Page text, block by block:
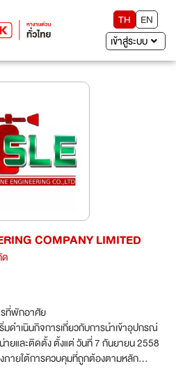
TH
EN
เข้าสู่ระบบ
COMPANY LIMITED
ที่พักอาศัย
มดำเนินกิจการเกี่ยวกับการนำเข้าอุปกรณ์
ยและติดตั้ง ตั้งแต่ วันที่ 7 กันยายน 2558
ภายใต้การควบคุมที่ถูกต้องตามหลัก